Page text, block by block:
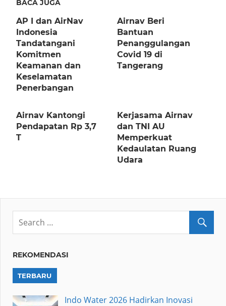
BACA JUGA
AP I dan AirNav
Indonesia
Tandatangani
Komitmen
Keamanan dan
Keselamatan
Penerbangan
Airnav Beri
Bantuan
Penanggulangan
Covid 19 di
Tangerang
Airnav Kantongi
Pendapatan Rp 3,7
T
Kerjasama Airnav
dan TNI AU
Memperkuat
Kedaulatan Ruang
Udara
REKOMENDASI
TERBARU
Indo Water 2026 Hadirkan Inovasi